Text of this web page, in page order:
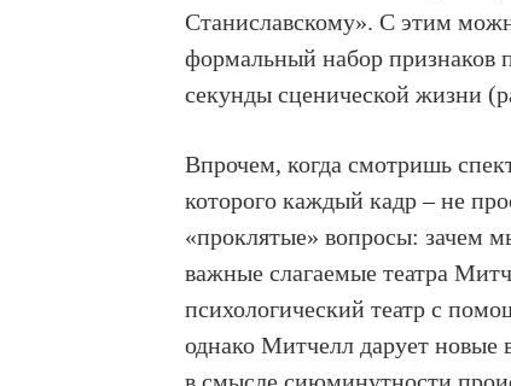
Станиславскому». С этим
формальный набор признаков
секунды сценической жизни
Впрочем, когда смотришь
которого каждый кадр – не
«проклятые» вопросы: зачем
важные слагаемые театра
психологический театр с
однако Митчелл дарует новые